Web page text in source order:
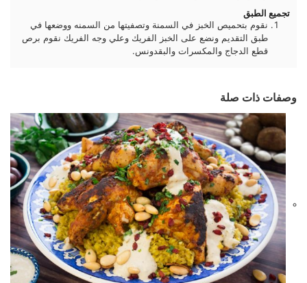
تجميع الطبق
نقوم بتحميص الخبز في السمنة وتصفيتها من السمنه ووضعها في
طبق التقديم ونضع على الخبز الفريك وعلي وجه الفريك نقوم برص
قطع الدجاج والمكسرات والبقدونس.
وصفات ذات صلة